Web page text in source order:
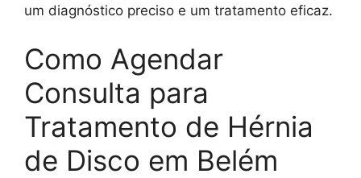
um diagnóstico preciso e um tratamento eficaz.
Como Agendar
Consulta para
Tratamento de Hérnia
de Disco em Belém